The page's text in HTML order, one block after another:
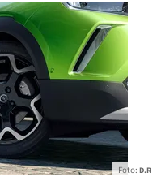
Foto: D.R